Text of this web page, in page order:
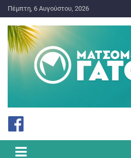
Πέμπτη, 6 Αυγούστου, 2026
Ματσωμένος
το Στοίχημα